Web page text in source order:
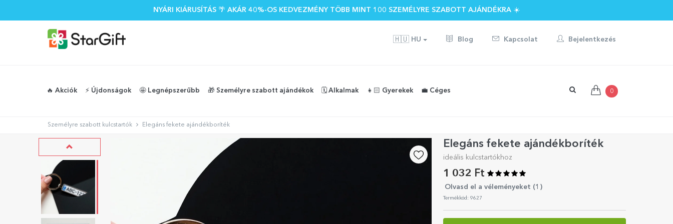
NYÁRI KIÁRUSÍTÁS 🌴 AKÁR 40%-OS KEDVEZMÉNY TÖBB MINT 100 SZEMÉLYRE SZABOTT AJÁNDÉKRA ☀️
🇭🇺 HU Blog Kapcsolat Bejelentkezés
🔥 Akciók ⚡️ Újdonságok 🤩 Legnépszerűbb 🎁 Személyre szabott ajándékok 🗓️ Alkalmak 👧🏻 Gyerekek 💼 Céges 0
Személyre szabott kulcstartók Elegáns fekete ajándékboríték
Elegáns fekete ajándékboríték
ideális kulcstartókhoz
1 032 Ft
Olvasd el a véleményeket (1 )
Termékkód: 9627